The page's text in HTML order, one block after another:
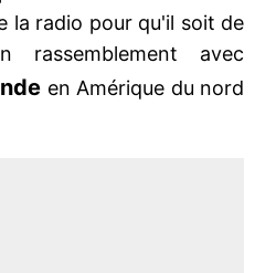
la radio pour qu'il soit de
rassemblement avec
en Amérique du nord